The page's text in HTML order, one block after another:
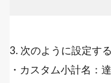
3. 次のように設定する
・カスタム小計名：